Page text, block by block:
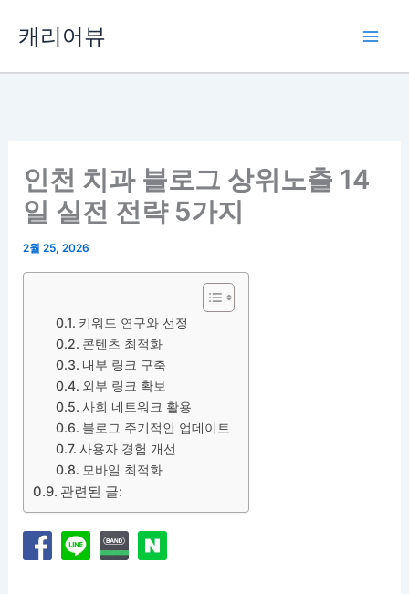
캐리어뷰
인천 치과 블로그 상위노출 14
일 실전 전략 5가지
2월 25, 2026
키워드 연구와 선정
콘텐츠 최적화
내부 링크 구축
외부 링크 확보
사회 네트워크 활용
블로그 주기적인 업데이트
사용자 경험 개선
모바일 최적화
관련된 글: